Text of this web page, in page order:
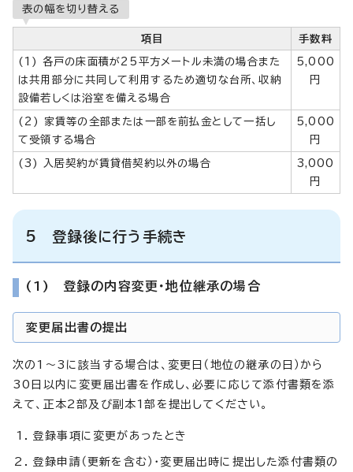
表の幅を切り替える
項目 手数料
(1) 各戸の床面積が25平方メートル未満の場合また
は共用部分に共同して利用するため適切な台所、収納
設備若しくは浴室を備える場合
5,000
円
(2) 家賃等の全部または一部を前払金として一括し
て受領する場合
5,000
円
(3) 入居契約が賃貸借契約以外の場合
3,000
円
5 登録後に行う手続き
(1) 登録の内容変更・地位継承の場合
変更届出書の提出
次の1～3に該当する場合は、変更日（地位の継承の日）から
30日以内に変更届出書を作成し、必要に応じて添付書類を添
えて、正本2部及び副本1部を提出してください。
登録事項に変更があったとき
登録申請（更新を含む）・変更届出時に提出した添付書類の